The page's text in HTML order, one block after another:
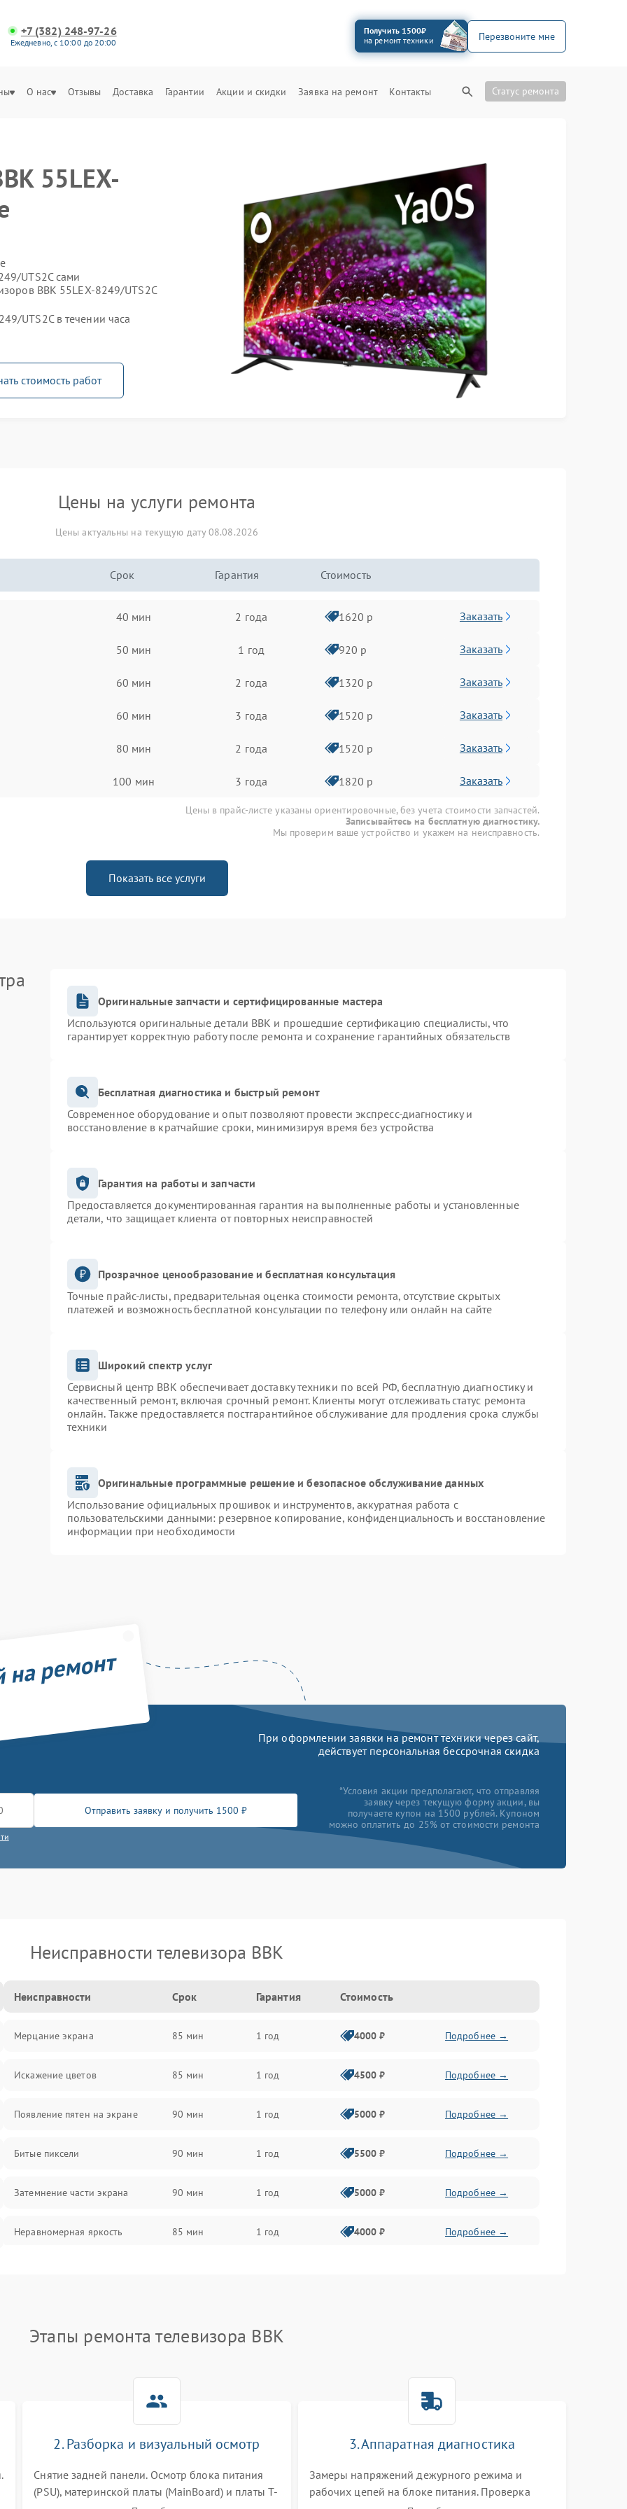
+7 (382) 248-97-26
Ежедневно, с 10:00 до 20:00
Получить 1500₽
на ремонт техники
Перезвоните мне
О нас Отзывы Доставка Гарантии Акции и скидки Заявка на ремонт Контакты Статус ремонта
55LEX-
UTS2C сами
BBK 55LEX-8249/UTS2C
UTS2C в течении часа
стоимость работ
Цены на услуги ремонта
Цены актуальны на текущую дату 08.08.2026
Срок Гарантия Стоимость
40 мин 2 года 1620 р Заказать
50 мин 1 год 920 р Заказать
60 мин 2 года 1320 р Заказать
60 мин 3 года 1520 р Заказать
80 мин 2 года 1520 р Заказать
100 мин 3 года 1820 р Заказать
Цены в прайс-листе указаны ориентировочные, без учета стоимости запчастей.
Записывайтесь на бесплатную диагностику.
Мы проверим ваше устройство и укажем на неисправность.
Показать все услуги
Оригинальные запчасти и сертифицированные мастера
Используются оригинальные детали BBK и прошедшие сертификацию специалисты, что
гарантирует корректную работу после ремонта и сохранение гарантийных обязательств
Бесплатная диагностика и быстрый ремонт
Современное оборудование и опыт позволяют провести экспресс-диагностику и
восстановление в кратчайшие сроки, минимизируя время без устройства
Гарантия на работы и запчасти
Предоставляется документированная гарантия на выполненные работы и установленные
детали, что защищает клиента от повторных неисправностей
Прозрачное ценообразование и бесплатная консультация
Точные прайс-листы, предварительная оценка стоимости ремонта, отсутствие скрытых
платежей и возможность бесплатной консультации по телефону или онлайн на сайте
Широкий спектр услуг
Сервисный центр BBK обеспечивает доставку техники по всей РФ, бесплатную диагностику и
качественный ремонт, включая срочный ремонт. Клиенты могут отслеживать статус ремонта
онлайн. Также предоставляется постгарантийное обслуживание для продления срока службы
техники
Оригинальные программные решение и безопасное обслуживание данных
Использование официальных прошивок и инструментов, аккуратная работа с
пользовательскими данными: резервное копирование, конфиденциальность и восстановление
информации при необходимости
ремонт
При оформлении заявки на ремонт техники через сайт,
действует персональная бессрочная скидка
Отправить заявку и получить 1500 ₽
*Условия акции предполагают, что отправляя
заявку через текущую форму акции, вы
получаете купон на 1500 рублей. Купоном
можно оплатить до 25% от стоимости ремонта
Неисправности телевизора BBK
Неисправности Срок Гарантия Стоимость
Мерцание экрана 85 мин 1 год 4000 ₽ Подробнее →
Искажение цветов 85 мин 1 год 4500 ₽ Подробнее →
Появление пятен на экране 90 мин 1 год 5000 ₽ Подробнее →
Битые пиксели 90 мин 1 год 5500 ₽ Подробнее →
Затемнение части экрана 90 мин 1 год 5000 ₽ Подробнее →
Неравномерная яркость 85 мин 1 год 4000 ₽ Подробнее →
Этапы ремонта телевизора BBK
2. Разборка и визуальный осмотр
Снятие задней панели. Осмотр блока питания
(PSU), материнской платы (MainBoard) и платы T-
3. Аппаратная диагностика
Замеры напряжений дежурного режима и
рабочих цепей на блоке питания. Проверка